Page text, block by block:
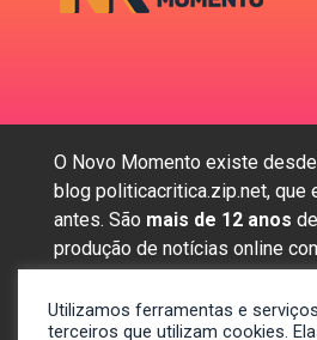
O Novo Momento existe
blog politicacritica.zip.net, que
antes. São mais de 12 anos
produção de notícias online
assuntos mais importantes da
Utilizamos ferramentas e
terceiros que utilizam cookies.